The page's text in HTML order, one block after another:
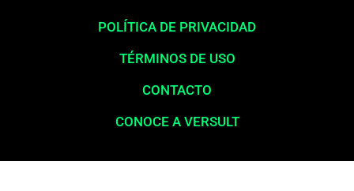
POLÍTICA DE PRIVACIDAD
TÉRMINOS DE USO
CONTACTO
CONOCE A VERSULT